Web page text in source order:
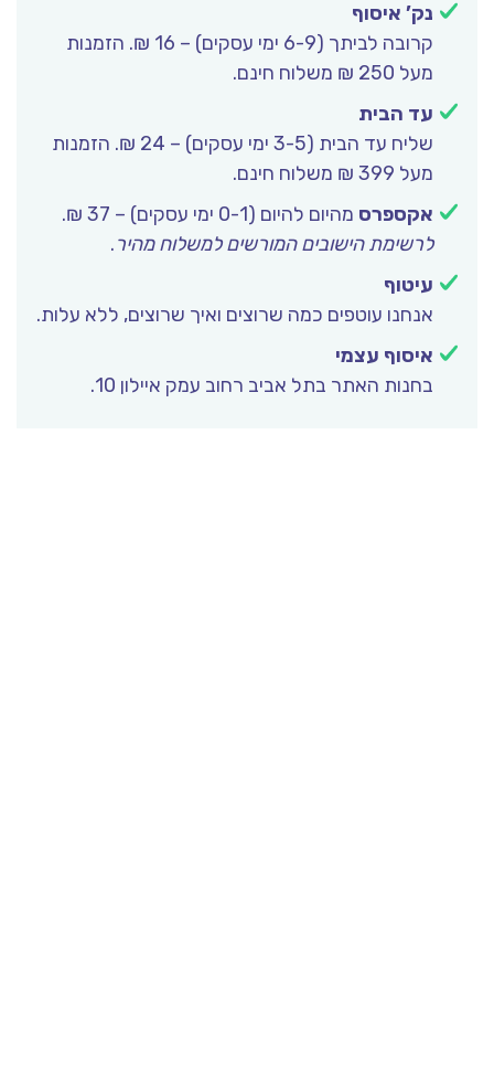
נק’ איסוף
קרובה לביתך (6-9 ימי עסקים) – 16 ₪. הזמנות
מעל 250 ₪ משלוח חינם.
עד הבית
שליח עד הבית (3-5 ימי עסקים) – 24 ₪. הזמנות
מעל 399 ₪ משלוח חינם.
אקספרס מהיום להיום (0-1 ימי עסקים) – 37 ₪.
לרשימת הישובים המורשים למשלוח מהיר.
עיטוף
אנחנו עוטפים כמה שרוצים ואיך שרוצים, ללא עלות.
איסוף עצמי
בחנות האתר בתל אביב רחוב עמק איילון 10.